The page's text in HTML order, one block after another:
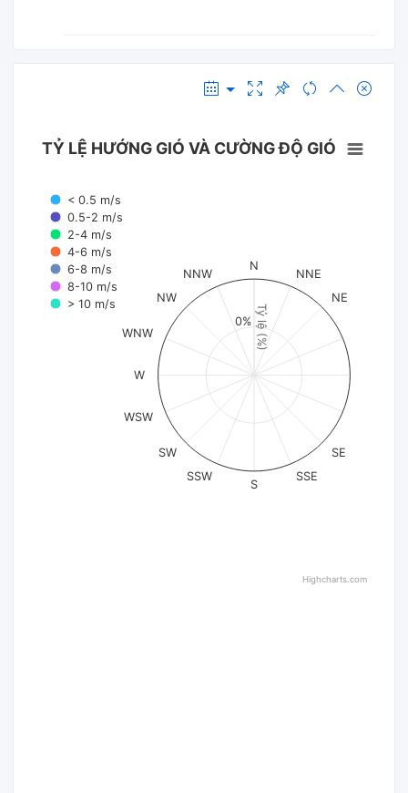
Tỷ lệ (%)
TỶ LỆ HƯỚNG GIÓ VÀ CƯỜNG ĐỘ GIÓ
< 0.5 m/s
0.5-2 m/s
2-4 m/s
4-6 m/s
6-8 m/s
8-10 m/s
> 10 m/s
N
NNE
NE
SE
SSE
S
SSW
SW
WSW
W
WNW
NW
NNW
0%
Highcharts.com